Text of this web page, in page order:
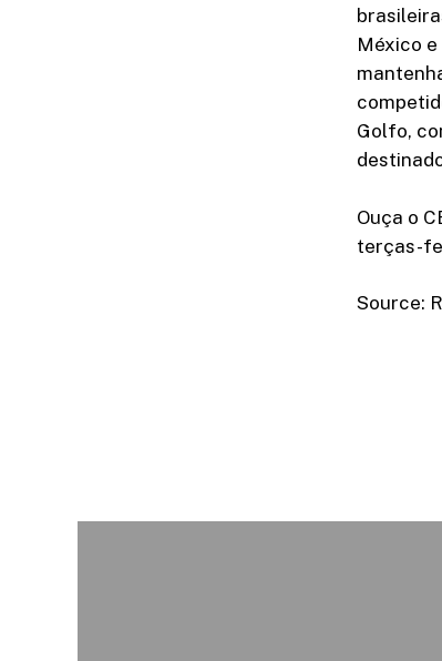
México
Golfo,
Ouça o
terças-
Source: